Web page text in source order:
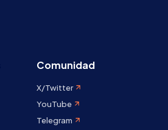
Comunidad
X/Twitter
YouTube
Telegram